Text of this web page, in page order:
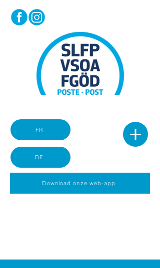
DE
FR
Download onze web-app